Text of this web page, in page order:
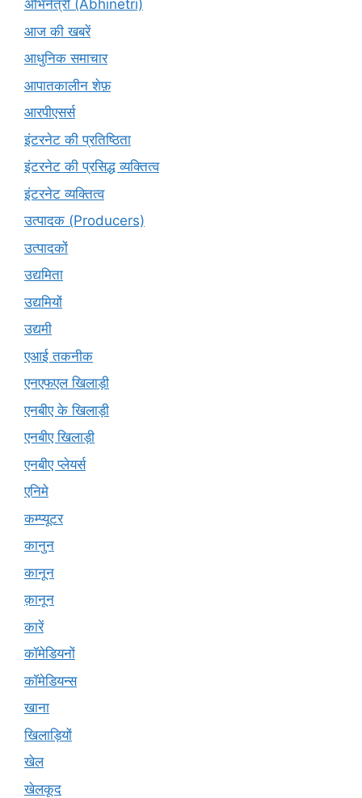
अभिनेत्री (Abhinetri)
आज की खबरें
आधुनिक समाचार
आपातकालीन शेफ़
आरपीएसर्स
इंटरनेट की प्रतिष्ठिता
इंटरनेट की प्रसिद्ध व्यक्तित्व
इंटरनेट व्यक्तित्व
उत्पादक (Producers)
उत्पादकों
उद्यमिता
उद्यमियों
उद्यमी
एआई तकनीक
एनएफएल खिलाड़ी
एनबीए के खिलाड़ी
एनबीए खिलाड़ी
एनबीए प्लेयर्स
एनिमे
कम्प्यूटर
कानुन
कानून
क़ानून
कारें
कॉमेडियनों
कॉमेडियन्स
खाना
खिलाड़ियों
खेल
खेलकूद